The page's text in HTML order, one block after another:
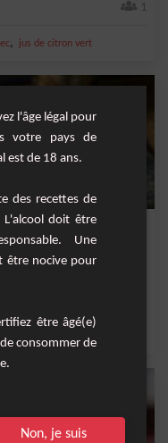
1
, jus de citron vert
jus de citron vert
l'âge légal pour
votre pays de
est de 18 ans.
des recettes de
L'alcool doit être
Une
être nocive pour
être âgé(e)
consommer de
Non, je suis